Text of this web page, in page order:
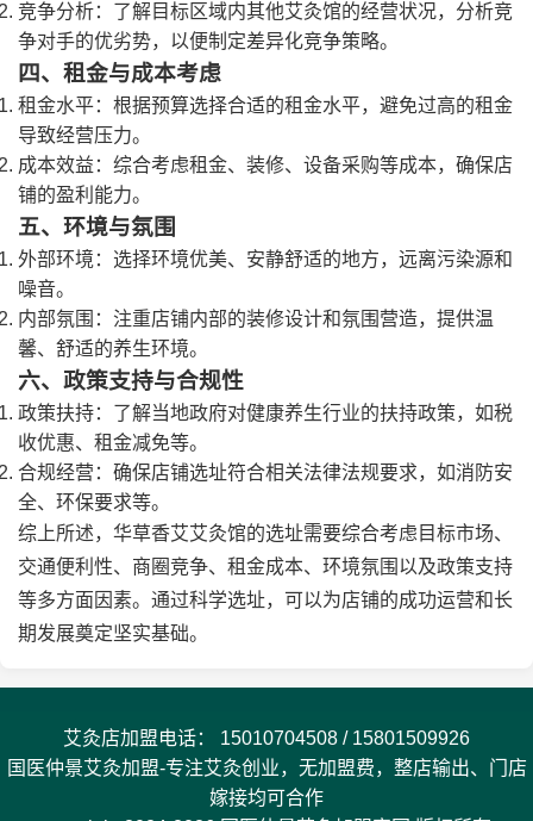
竞争分析：了解目标区域内其他艾灸馆的经营状况，分析竞
争对手的优劣势，以便制定差异化竞争策略。
四、租金与成本考虑
租金水平：根据预算选择合适的租金水平，避免过高的租金
导致经营压力。
成本效益：综合考虑租金、装修、设备采购等成本，确保店
铺的盈利能力。
五、环境与氛围
外部环境：选择环境优美、安静舒适的地方，远离污染源和
噪音。
内部氛围：注重店铺内部的装修设计和氛围营造，提供温
馨、舒适的养生环境。
六、政策支持与合规性
政策扶持：了解当地政府对健康养生行业的扶持政策，如税
收优惠、租金减免等。
合规经营：确保店铺选址符合相关法律法规要求，如消防安
全、环保要求等。
综上所述，华草香艾艾灸馆的选址需要综合考虑目标市场、
交通便利性、商圈竞争、租金成本、环境氛围以及政策支持
等多方面因素。通过科学选址，可以为店铺的成功运营和长
期发展奠定坚实基础。
艾灸店加盟电话： 15010704508 / 15801509926
国医仲景艾灸加盟-专注艾灸创业，无加盟费，整店输出、门店
嫁接均可合作